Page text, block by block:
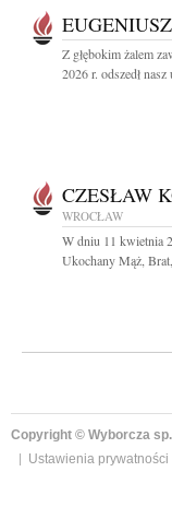
Z głębokim żalem
2026 r. odszedł
CZESŁAW
WROCŁAW
W dniu 11 kwietnia
Ukochany Mąż,
Copyright © Wyborcza
Ustawienia prywatności